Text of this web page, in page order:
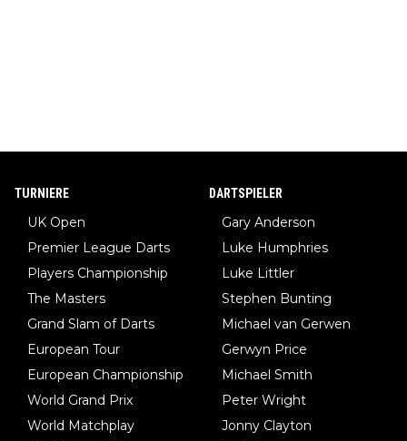
TURNIERE
UK Open
Premier League Darts
Players Championship
The Masters
Grand Slam of Darts
European Tour
European Championship
World Grand Prix
World Matchplay
DARTSPIELER
Gary Anderson
Luke Humphries
Luke Littler
Stephen Bunting
Michael van Gerwen
Gerwyn Price
Michael Smith
Peter Wright
Jonny Clayton